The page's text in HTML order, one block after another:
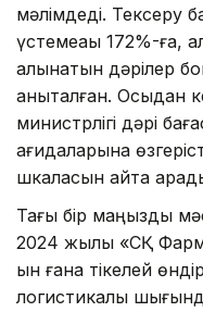
мәлімдеді. Тексеру
үстемеақы 172%-ға,
алынатын дәрілер
анықталған. Осыдан
министрлігі дәрі
қағидаларына
шкаласын қайта
Тағы бір маңызды
2024 жылы «СҚ
ын ғана тікелей
логистикалық